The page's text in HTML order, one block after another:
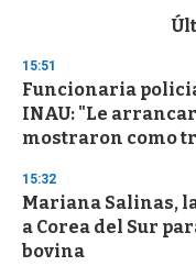
d
s
o
f
3
s
e
c
o
n
15:51
Funcionaria
INAU: "Le
mostraron como
15:32
Mariana Salinas,
a Corea del Sur
bovina